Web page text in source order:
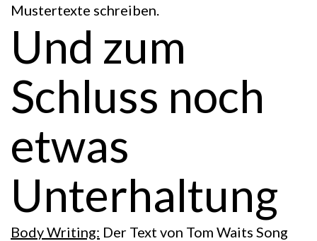
Mustertexte schreiben.
Und zum
Schluss noch
etwas
Unterhaltung
Body Writing: Der Text von Tom Waits Song